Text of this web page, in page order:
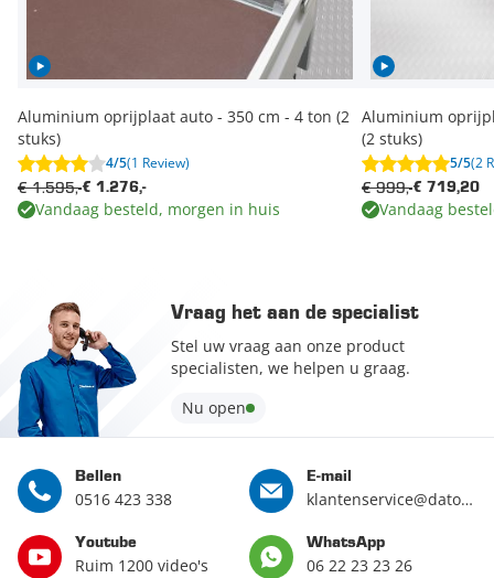
Aluminium oprijplaat auto - 350 cm - 4 ton (2
stuks)
4/5(1 Review)
€ 1.276,-
€ 1.595,-
Vandaag besteld, morgen in huis
Aluminium
(2 stuks)
5/5(2
€ 719,20
€ 999,-
Vandaag
Vraag het aan de specialist
Stel uw vraag aan onze product
specialisten, we helpen u graag.
Nu open
Bellen
0516 423 338
E-mail
klantenservice@datona.nl
Youtube
Ruim 1200 video's
WhatsApp
06 22 23 23 26